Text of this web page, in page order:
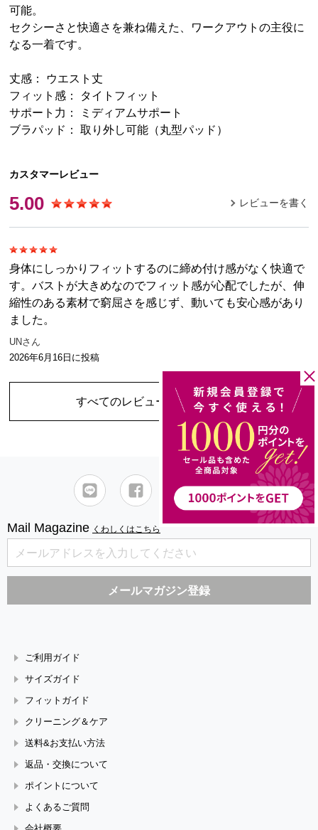
可能。
セクシーさと快適さを兼ね備えた、ワークアウトの主役に
なる一着です。
丈感： ウエスト丈
フィット感： タイトフィット
サポート力： ミディアムサポート
ブラパッド： 取り外し可能（丸型パッド）
カスタマーレビュー
5.00 レビューを書く
身体にしっかりフィットするのに締め付け感がなく快適で
す。バストが大きめなのでフィット感が心配でしたが、伸
縮性のある素材で窮屈さを感じず、動いても安心感があり
ました。
UNさん
2026年6月16日 に投稿
すべてのレビューを見る（1件）
Mail Magazine くわしくはこちら
ご利用ガイド
サイズガイド
フィットガイド
クリーニング＆ケア
送料&お支払い方法
返品・交換について
ポイントについて
よくあるご質問